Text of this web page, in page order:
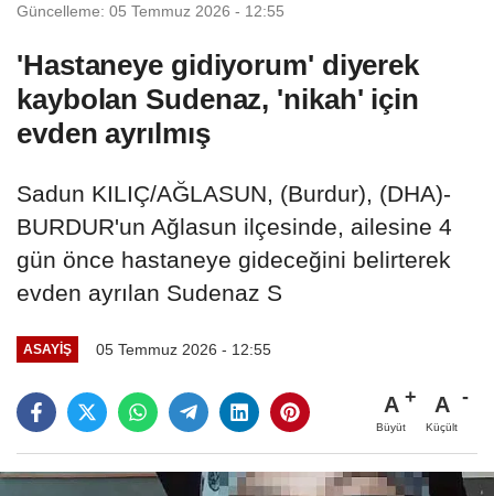
Güncelleme: 05 Temmuz 2026 - 12:55
'Hastaneye gidiyorum' diyerek
kaybolan Sudenaz, 'nikah' için
evden ayrılmış
Sadun KILIÇ/AĞLASUN, (Burdur), (DHA)-
BURDUR'un Ağlasun ilçesinde, ailesine 4
gün önce hastaneye gideceğini belirterek
evden ayrılan Sudenaz S
ASAYIŞ 05 Temmuz 2026 - 12:55
A
Büyüt
A
Küçült